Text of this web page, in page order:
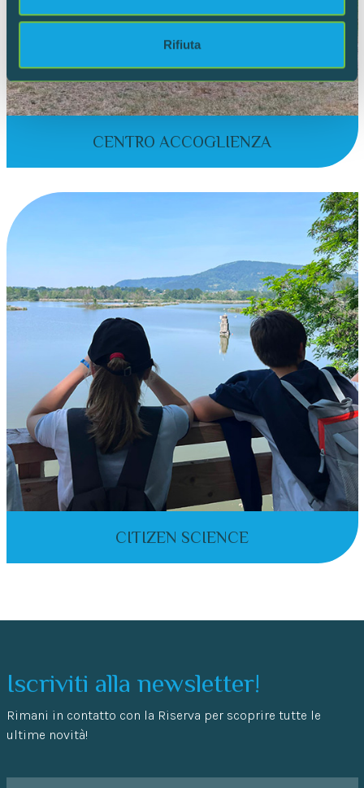
analizzare il nostro traffico. Condividiamo inoltre
informazioni sul modo in cui utilizzi il nostro sito con i
nostri partner che si occupano di analisi dei dati web,
pubblicità e social media, i quali potrebbero combinarle
con altre informazioni che hai fornito loro o che hanno
Rifiuta
CENTRO ACCOGLIENZA
CITIZEN SCIENCE
Iscriviti alla newsletter!
Rimani in contatto con la Riserva per scoprire tutte le
ultime novità!